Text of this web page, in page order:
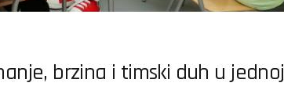
brzina i timski duh u jednoj